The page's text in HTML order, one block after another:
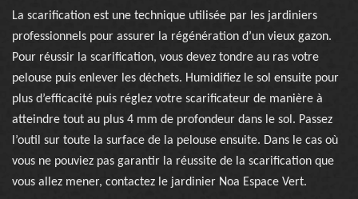
La scarification est une technique utilisée par les jardiniers
professionnels pour assurer la régénération d’un vieux gazon.
Pour réussir la scarification, vous devez tondre au ras votre
pelouse puis enlever les déchets. Humidifiez le sol ensuite pour
plus d’efficacité puis réglez votre scarificateur de manière à
atteindre tout au plus 4 mm de profondeur dans le sol. Passez
l’outil sur toute la surface de la pelouse ensuite. Dans le cas où
vous ne pouviez pas garantir la réussite de la scarification que
vous allez mener, contactez le jardinier Noa Espace Vert.